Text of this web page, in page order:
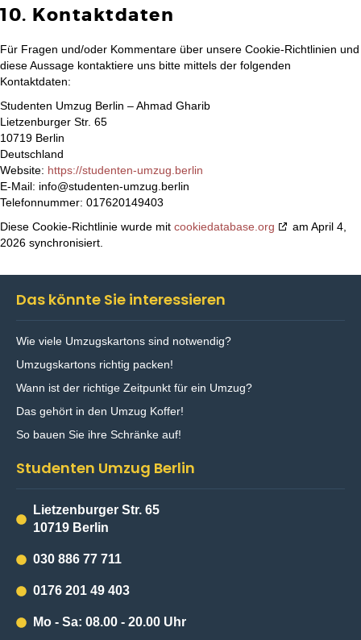
10. Kontaktdaten
Für Fragen und/oder Kommentare über unsere Cookie-Richtlinien und
diese Aussage kontaktiere uns bitte mittels der folgenden
Kontaktdaten:
Studenten Umzug Berlin – Ahmad Gharib
Lietzenburger Str. 65
10719 Berlin
Deutschland
Website: https://studenten-umzug.berlin
E-Mail: info@studenten-umzug.berlin
Telefonnummer: 017620149403
Diese Cookie-Richtlinie wurde mit cookiedatabase.org
am April 4,
2026 synchronisiert.
Das könnte Sie interessieren
Wie viele Umzugskartons sind notwendig?
Umzugskartons richtig packen!
Wann ist der richtige Zeitpunkt für ein Umzug?
Das gehört in den Umzug Koffer!
So bauen Sie ihre Schränke auf!
Studenten Umzug Berlin
Lietzenburger Str. 65
10719 Berlin
030 886 77 711
0176 201 49 403
Mo - Sa: 08.00 - 20.00 Uhr